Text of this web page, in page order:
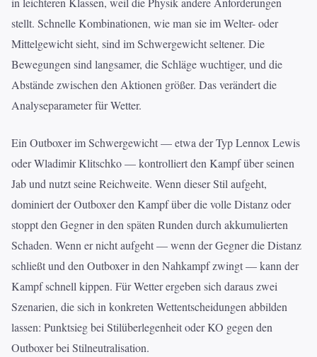
stellt. Schnelle Kombinationen, wie man sie im Welter- oder
Mittelgewicht sieht, sind im Schwergewicht seltener. Die
Bewegungen sind langsamer, die Schläge wuchtiger, und die
Abstände zwischen den Aktionen größer. Das verändert die
Analyseparameter für Wetter.
Ein Outboxer im Schwergewicht — etwa der Typ Lennox Lewis
oder Wladimir Klitschko — kontrolliert den Kampf über seinen
Jab und nutzt seine Reichweite. Wenn dieser Stil aufgeht,
dominiert der Outboxer den Kampf über die volle Distanz oder
stoppt den Gegner in den späten Runden durch akkumulierten
Schaden. Wenn er nicht aufgeht — wenn der Gegner die Distanz
schließt und den Outboxer in den Nahkampf zwingt — kann der
Kampf schnell kippen. Für Wetter ergeben sich daraus zwei
Szenarien, die sich in konkreten Wettentscheidungen abbilden
lassen: Punktsieg bei Stilüberlegenheit oder KO gegen den
Outboxer bei Stilneutralisation.